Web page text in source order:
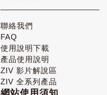
聯絡我們
FAQ
使用說明下載
產品使用說明
ZIV 影片解說區
ZIV 全系列產品